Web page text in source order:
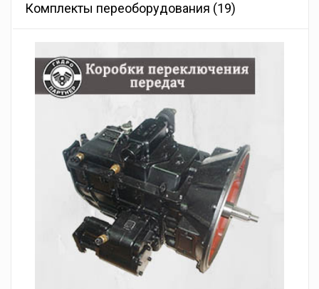
Комплекты переоборудования (19)